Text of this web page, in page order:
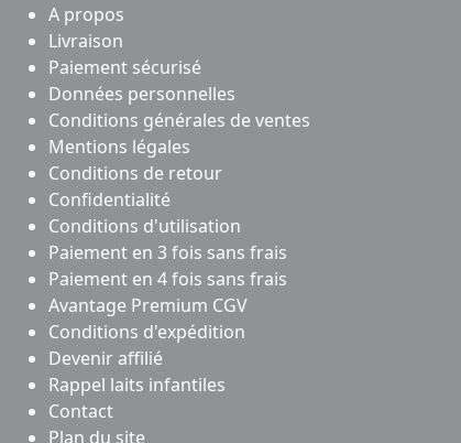
A propos
Livraison
Paiement sécurisé
Données personnelles
Conditions générales de ventes
Mentions légales
Conditions de retour
Confidentialité
Conditions d'utilisation
Paiement en 3 fois sans frais
Paiement en 4 fois sans frais
Avantage Premium CGV
Conditions d'expédition
Devenir affilié
Rappel laits infantiles
Contact
Plan du site